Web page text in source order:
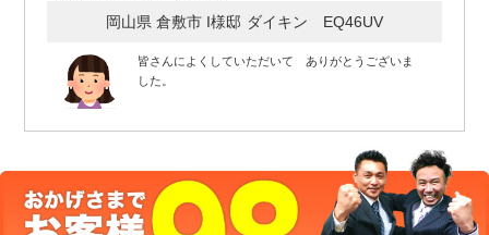
岡山県 倉敷市 I様邸 ダイキン EQ46UV
皆さんによくしていただいて ありがとうございま
した。